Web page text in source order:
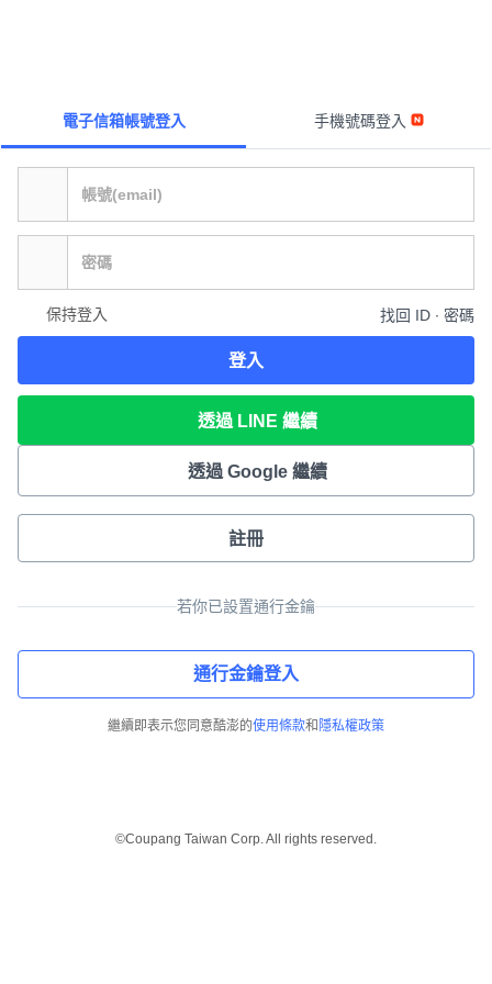
電子信箱帳號登入 手機號碼登入
保持登入 找回 ID ∙ 密碼
登入
透過 LINE 繼續
透過 Google 繼續
註冊
若你已設置通行金鑰
通行金鑰登入
繼續即表示您同意酷澎的使用條款和 隱私權政策
©Coupang Taiwan Corp. All rights reserved.